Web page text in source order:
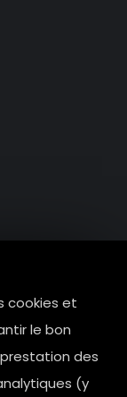
cookies et
le bon
des
(y